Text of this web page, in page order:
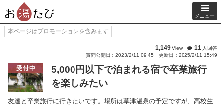
メニュー
本ページはプロモーションを含みます
1,149View 11 人回答
質問公開日：2023/2/11 09:45
更新日：2025/2/11 15:49
受付中
5,000円以下で泊まれる宿で卒業旅行
を楽しみたい
友達と卒業旅行に行きたいです。場所は草津温泉の予定ですが、高校生